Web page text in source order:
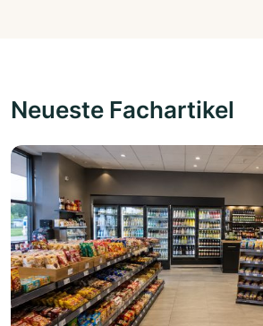
Neueste Fachartikel